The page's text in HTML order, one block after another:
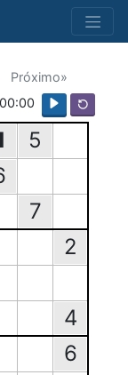
Próximo»
5
7
2
4
6